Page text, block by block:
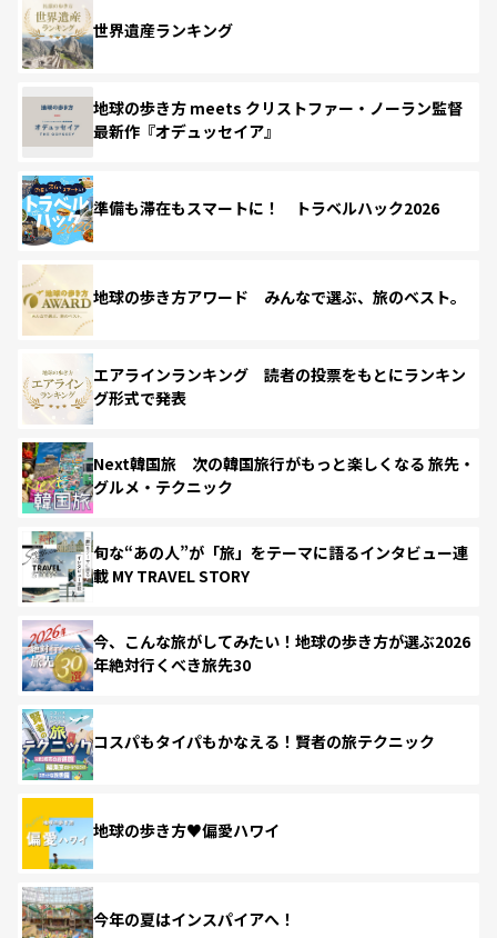
世界遺産ランキング
地球の歩き方 meets クリストファー・ノーラン監督
最新作『オデュッセイア』
準備も滞在もスマートに！ トラベルハック2026
地球の歩き方アワード みんなで選ぶ、旅のベスト。
エアラインランキング 読者の投票をもとにランキン
グ形式で発表
Next韓国旅 次の韓国旅行がもっと楽しくなる 旅先・
グルメ・テクニック
旬な“あの人”が「旅」をテーマに語るインタビュー連
載 MY TRAVEL STORY
今、こんな旅がしてみたい！地球の歩き方が選ぶ2026
年絶対行くべき旅先30
コスパもタイパもかなえる！賢者の旅テクニック
地球の歩き方♥偏愛ハワイ
今年の夏はインスパイアへ！